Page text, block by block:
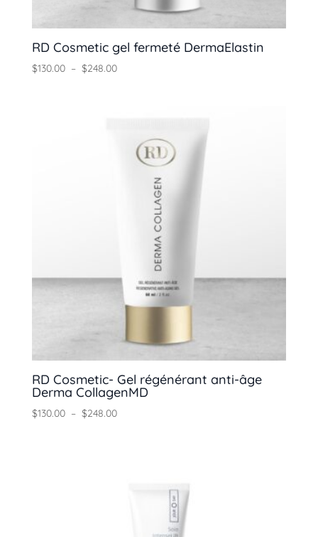
RD Cosmetic gel fermeté DermaElastin
$130.00 – $248.00Plage
$248.00
RD Cosmetic- Gel régénérant anti-âge
Derma CollagenMD
$130.00 – $248.00Plage